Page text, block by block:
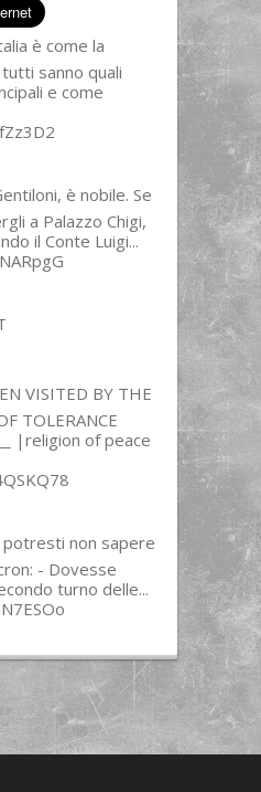
è come la
sanno quali
e come
è nobile. Se
a Palazzo Chigi,
il Conte Luigi...
VISITED BY THE
TOLERANCE
|religion of peace
potresti non sapere
- Dovesse
turno delle...